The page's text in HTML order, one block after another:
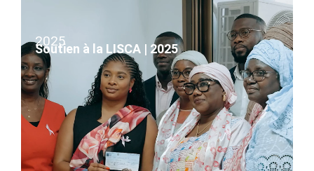
2025
Soutien à la LISCA | 2025